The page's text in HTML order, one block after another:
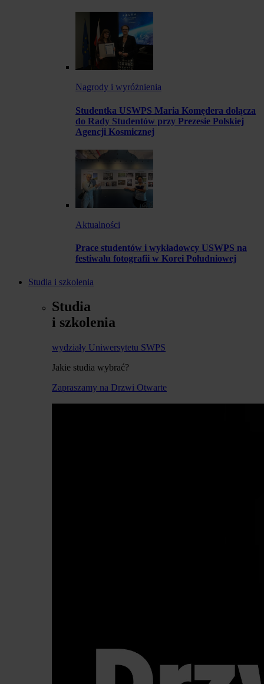
Nagrody i wyróżnienia
Studentka USWPS Maria Komędera dołącza
do Rady Studentów przy Prezesie Polskiej
Agencji Kosmicznej
Aktualności
Prace studentów i wykładowcy USWPS na
festiwalu fotografii w Korei Południowej
Studia i szkolenia
Studia
i szkolenia
wydziały Uniwersytetu SWPS
Jakie studia wybrać?
Zapraszamy na Drzwi Otwarte